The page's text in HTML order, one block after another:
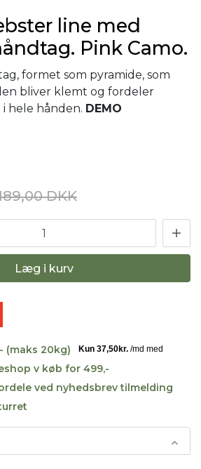
line med
Pink Camo.
formet som pyramide, som
bliver klemt og fordeler
hele hånden. DEMO
DKK
Læg i kurv
(maks 20kg)
v køb for 499,-
ved nyhedsbrev tilmelding